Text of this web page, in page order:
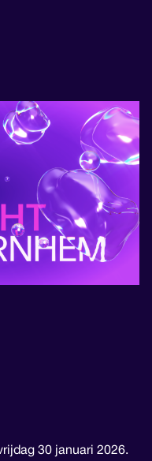
30 januari 2026.